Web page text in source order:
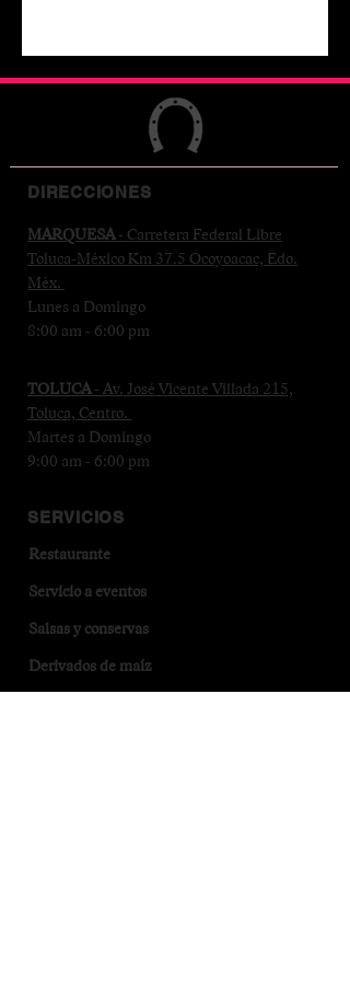
DIRECCIONES
MARQUESA- Carretera Federal Libre
Toluca-México Km 37.5 Ocoyoacac, Edo.
Méx.
Lunes a Domingo
8:00 am - 6:00 pm
TOLUCA- Av. José Vicente Villada 215,
Toluca, Centro.
Martes a Domingo
9:00 am - 6:00 pm
SERVICIOS
Restaurante
Servicio a eventos
Salsas y conservas
Derivados de maíz